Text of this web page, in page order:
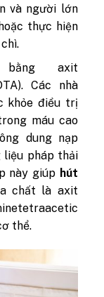
và người lớn
thực hiện
axit
Các nhà
khỏe điều trị
máu cao
dung nạp
liệu pháp thải
này giúp hút
chất là axit
thể.